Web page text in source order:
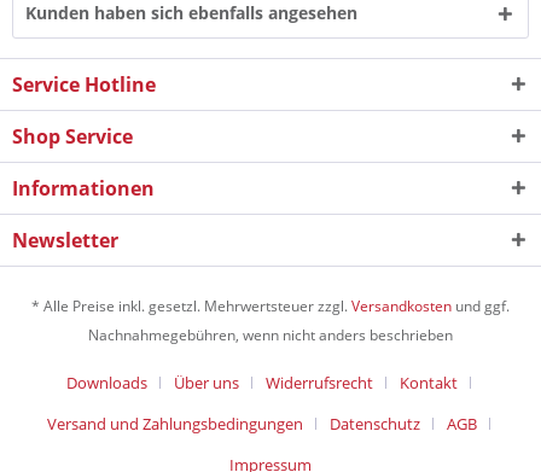
Kunden haben sich ebenfalls angesehen
Service Hotline
Shop Service
Informationen
Newsletter
* Alle Preise inkl. gesetzl. Mehrwertsteuer zzgl.Versandkosten und ggf.
Nachnahmegebühren, wenn nicht anders beschrieben
Downloads Über uns Widerrufsrecht
Kontakt
Versand und Zahlungsbedingungen
Datenschutz
AGB
Impressum